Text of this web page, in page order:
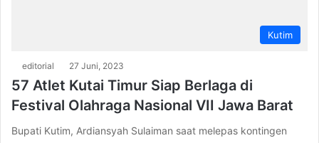
Kutim
editorial 27 Juni, 2023
57 Atlet Kutai Timur Siap Berlaga di
Festival Olahraga Nasional VII Jawa Barat
Bupati Kutim, Ardiansyah Sulaiman saat melepas kontingen